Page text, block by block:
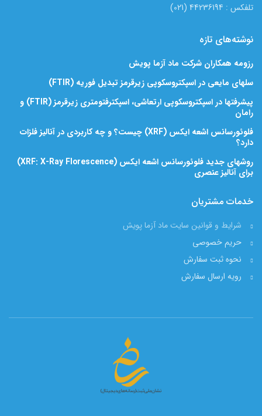
تلفکس : 44236194 (021)
نوشته‌های تازه
رزومه همکاران شرکت ماد آزما پویش
سلهای مایعی در اسپکتروسکوپی زیرقرمز تبدیل فوریه (FTIR)
پیشرفتها در اسپکتروسکوپی ارتعاشی، اسپکترفتومتری زیرقرمز (FTIR) و
رامان
فلوئورسانس اشعه ایکس (XRF) چیست؟ و چه کاربردی در آنالیز فلزات
دارد؟
روشهای جدید فلوئورسانس اشعه ایکس (XRF: X-Ray Florescence)
برای آنالیز عنصری
خدمات مشتریان
شرایط و قوانین سایت ماد آزما پویش
حریم خصوصی
نحوه ثبت سفارش
رویه ارسال سفارش